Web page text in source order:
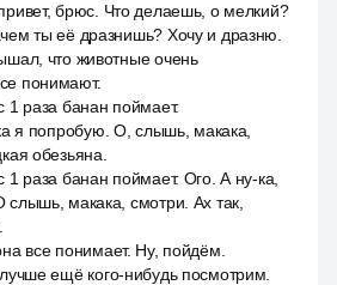
брюс. Что делаешь, о мелкий?
ты её дразнишь? Хочу и дразню.
что животные очень
понимают.
1 раза банан поймает.
я попробую. О, слышь, макака,
обезьяна.
раза банан поймает. Ого. А ну-ка,
макака, смотри. Ах так,
все понимает. Ну, пойдём.
ещё кого-нибудь посмотрим.